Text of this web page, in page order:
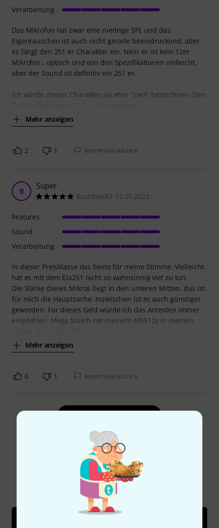
Das Mikrofon hat zwar eine niedrige SPL und das
Eigenrauschen ist auch nicht gerade beeindruckend, aber
es fängt den 251 er Charakter ein. Nein es ist kein 12er
Mikrofon , optisch und von den Spezifikationen vielleicht,
aber der Sound ist definitiv ein 251 er.
Ich würde diesen Charakter als eher "zart" bezeichnen. Den
Mehr anzeigen
Verarbeitung
2 1 BEWERTUNG MELDEN
B Super
Buddhas87 13.07.2022
In dieser Preisklasse das beste für meine Stimme. Vielleicht
hat es mit dem Ela251 nicht so wahnsinnig viel zu tun.
Die Stärke dieses Mikros liegt in den unteren Mitten, das ist
für mich die Hauptsache. Inzwischen ist es auch günstiger
geworden. Für dieses Geld würde ich das Antesten immer
empfehlen. Mega Match mit meinem API512v in meinen
Mehr anzeigen
Features
Sound
Verarbeitung
0 1 BEWERTUNG MELDEN
Alle Bewertungen lesen
Schon gewusst?
Videos Ratgeber